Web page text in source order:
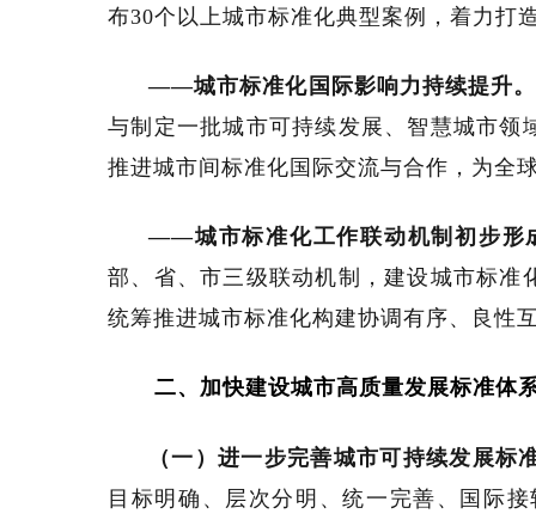
布30个以上城市标准化典型案例，着力打
——城市标准化国际影响力持续提升。
与制定一批城市可持续发展、智慧城市
推进城市间标准化国际交流与合作，为全
——城市标准化工作联动机制初步形
部、省、市三级联动机制，建设城市标
统筹推进城市标准化构建协调有序、良性
二、加快建设城市高质量发展标准体
（一）进一步完善城市可持续发展标
目标明确、层次分明、统一完善、国际